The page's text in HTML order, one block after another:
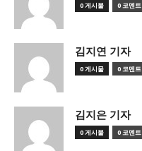
0 게시물 0 코멘트
김지연 기자
0 게시물 0 코멘트
김지은 기자
0 게시물 0 코멘트